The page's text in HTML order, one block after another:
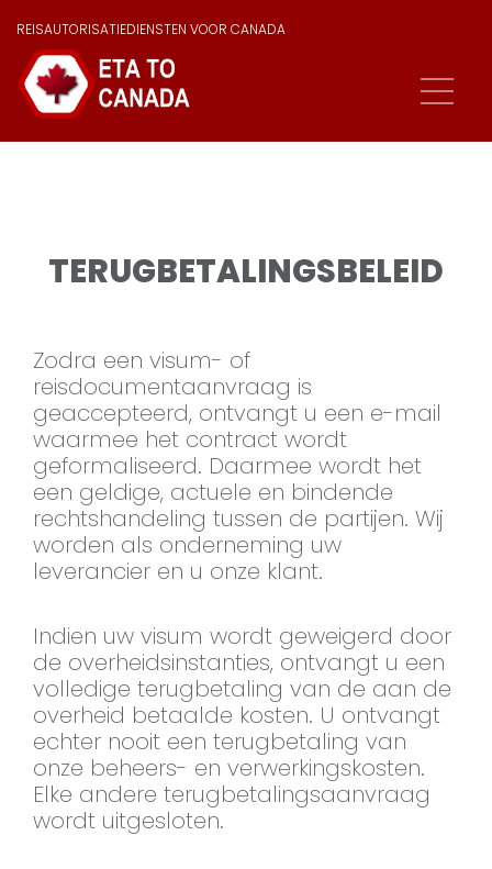
REISAUTORISATIEDIENSTEN VOOR CANADA
TERUGBETALINGSBELEID
Zodra een visum- of
reisdocumentaanvraag is
geaccepteerd, ontvangt u een e-mail
waarmee het contract wordt
geformaliseerd. Daarmee wordt het
een geldige, actuele en bindende
rechtshandeling tussen de partijen. Wij
worden als onderneming uw
leverancier en u onze klant.
Indien uw visum wordt geweigerd door
de overheidsinstanties, ontvangt u een
volledige terugbetaling van de aan de
overheid betaalde kosten. U ontvangt
echter nooit een terugbetaling van
onze beheers- en verwerkingskosten.
Elke andere terugbetalingsaanvraag
wordt uitgesloten.